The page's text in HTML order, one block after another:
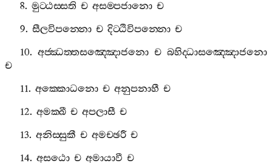
8. මුට‍්ඨස‍්සති ච අසම‍්පජානො ච
9. සීලවිපන‍්නො ච දිට‍්ඨිවිපන‍්නො ච
10. අජ‍්ඣත‍්තසඤ‍්ඤොජනො ච බහිද‍්ධාසඤ‍්ඤොජනො
ච
11. අක‍්කොධනො ච අනුපනාහී ච
12. අමක‍්ඛී ච අපලාසී ච
13. අනිස‍්සුකී ච අමච‍්ඡරී ච
14. අසඨො ච අමායාවී ච